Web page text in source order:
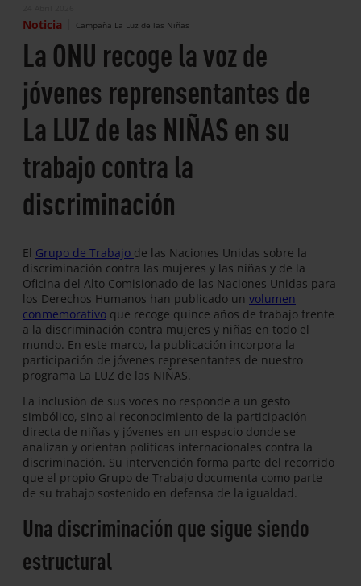
Noticia Campaña La Luz de las Niñas
La ONU recoge la voz de
jóvenes reprensentantes de
La LUZ de las NIÑAS en su
trabajo contra la
discriminación
El Grupo de Trabajo de las Naciones Unidas sobre la
discriminación contra las mujeres y las niñas y de la
Oficina del Alto Comisionado de las Naciones Unidas para
los Derechos Humanos han publicado un volumen
conmemorativo que recoge quince años de trabajo frente
a la discriminación contra mujeres y niñas en todo el
mundo. En este marco, la publicación incorpora la
participación de jóvenes representantes de nuestro
programa La LUZ de las NIÑAS.
La inclusión de sus voces no responde a un gesto
simbólico, sino al reconocimiento de la participación
directa de niñas y jóvenes en un espacio donde se
analizan y orientan políticas internacionales contra la
discriminación. Su intervención forma parte del recorrido
que el propio Grupo de Trabajo documenta como parte
de su trabajo sostenido en defensa de la igualdad.
Una discriminación que sigue siendo
estructural